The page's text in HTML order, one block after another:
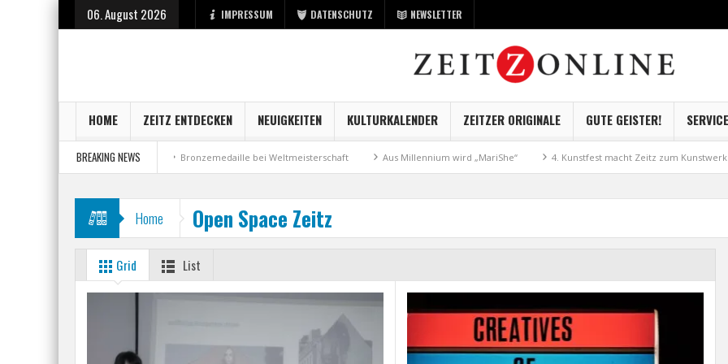
06. August 2026 IMPRESSUM DATENSCHUTZ NEWSLETTER
HOME ZEITZ ENTDECKEN NEUIGKEITEN KULTURKALENDER ZEITZER ORIGINALE GUTE GEISTER! SERVICE
BREAKING NEWS
bei der Stadt Zeitz Bronzemedaille bei Weltmeisterschaft Aus Millennium wird „MariShe“ 4. Kunstfest macht Zeitz zum Kunstwerk
Home Open Space Zeitz
Grid List